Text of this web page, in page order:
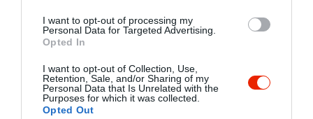
I want to opt-out of processing my
Personal Data for Targeted Advertising.
Opted In
I want to opt-out of Collection, Use,
Retention, Sale, and/or Sharing of my
Personal Data that Is Unrelated with the
Purposes for which it was collected.
Opted Out
STG (Specialità Tradizionale Garantità)
nápolyi pizzakészítő mesterek magas
Tésztaételeinket az olasz tésztagyártók
klasszikusaiból, az étlapjainkon